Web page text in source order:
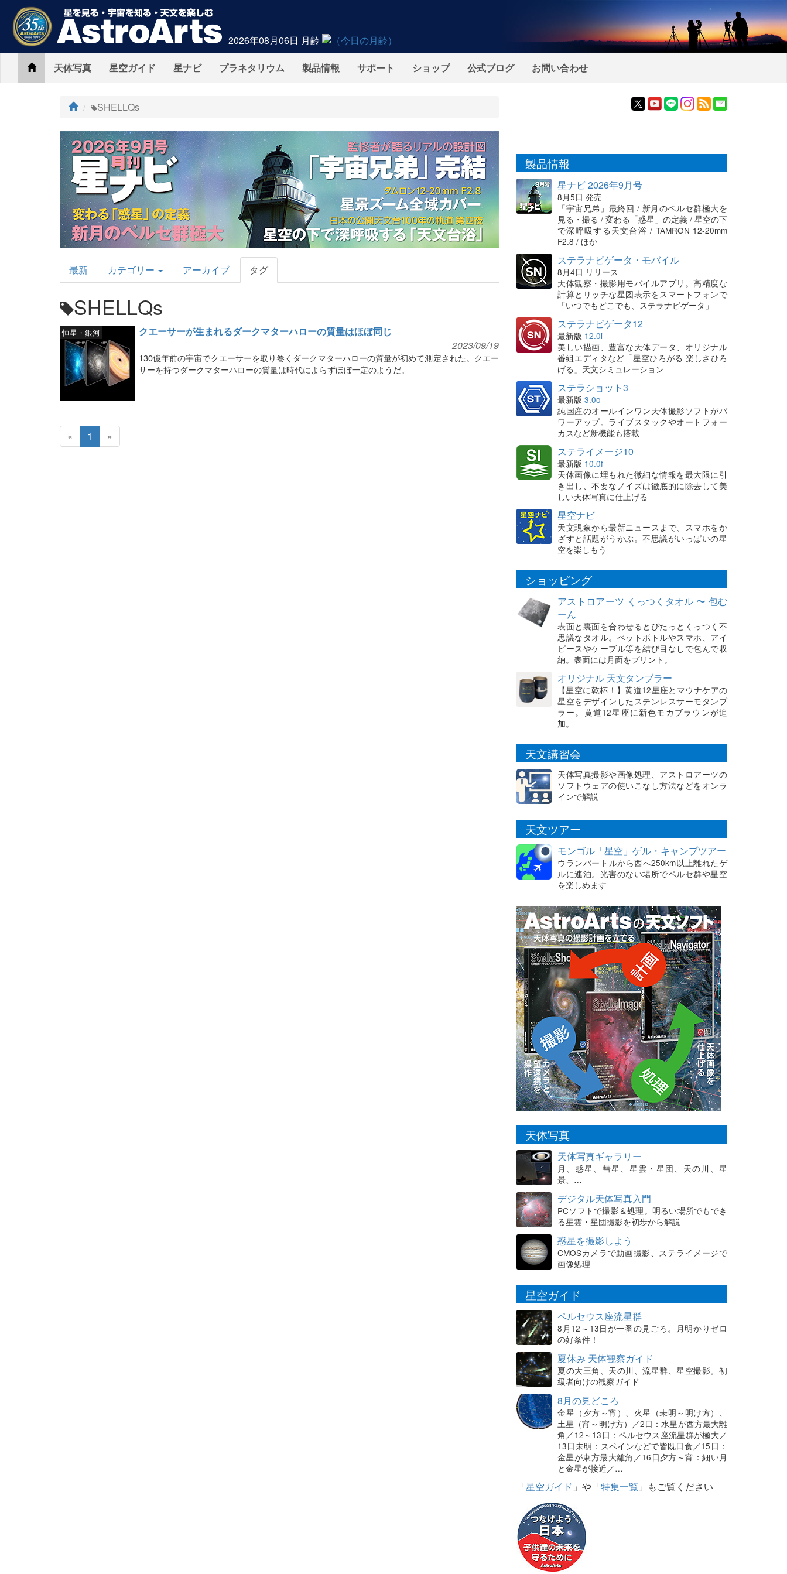
2026年08月06日 月齢
Home天体写真 星空ガイド 星ナビ プラネタリウム 製品情報 サポート ショップ 公式ブログ お問い合わせ
ト
プ
SHELLQs
AstroArts
Topics
最新 カテゴリー アーカイブ タグ
SHELLQs
クエーサーが生まれるダークマターハローの質量はほぼ同じ
恒星・銀河
2023/09/19
130億年前の宇宙でクエーサーを取り巻くダークマターハローの質量が初めて測定された。クエー
サーを持つダークマターハローの質量は時代によらずほぼ一定のようだ。
« 1 »
製品情報
星ナビ 2026年9月号
8月5日 発売
「宇宙兄弟」最終回 / 新月のペルセ群極大を
見る・撮る / 変わる「惑星」の定義 / 星空の下
で深呼吸する天文台浴 / TAMRON 12-20mm
F2.8 / ほか
ステラナビゲータ・モバイル
8月4日 リリース
天体観察・撮影用モバイルアプリ。高精度な
計算とリッチな星図表示をスマートフォンで
「いつでもどこでも、ステラナビゲータ」
ステラナビゲータ12
最新版 12.0i
美しい描画、豊富な天体データ、オリジナル
番組エディタなど「星空ひろがる 楽しさひろ
げる」天文シミュレーション
ステラショット3
最新版 3.0o
純国産のオールインワン天体撮影ソフトがパ
ワーアップ。ライブスタックやオートフォー
カスなど新機能も搭載
ステライメージ10
最新版 10.0f
天体画像に埋もれた微細な情報を最大限に引
き出し、不要なノイズは徹底的に除去して美
しい天体写真に仕上げる
星空ナビ
天文現象から最新ニュースまで、スマホをか
ざすと話題がうかぶ。不思議がいっぱいの星
空を楽しもう
ショッピング
アストロアーツ くっつくタオル 〜 包む
ーん
表面と裏面を合わせるとぴたっとくっつく不
思議なタオル。ペットボトルやスマホ、アイ
ピースやケーブル等を結び目なしで包んで収
納。表面には月面をプリント。
オリジナル 天文タンブラー
【星空に乾杯！】黄道12星座とマウナケアの
星空をデザインしたステンレスサーモタンブ
ラー。黄道12星座に新色モカブラウンが追
加。
天文講習会
天体写真撮影や画像処理、アストロアーツの
ソフトウェアの使いこなし方法などをオンラ
インで解説
天文ツアー
モンゴル「星空」ゲル・キャンプツアー
ウランバートルから西へ250km以上離れたゲ
ルに連泊。光害のない場所でペルセ群や星空
を楽しめます
天体写真
天体写真ギャラリー
月、惑星、彗星、星雲・星団、天の川、星
景、…
デジタル天体写真入門
PCソフトで撮影＆処理。明るい場所でもでき
る星雲・星団撮影を初歩から解説
惑星を撮影しよう
CMOSカメラで動画撮影、ステライメージで
画像処理
星空ガイド
ペルセウス座流星群
8月12～13日が一番の見ごろ。月明かりゼロ
の好条件！
夏休み 天体観察ガイド
夏の大三角、天の川、流星群、星空撮影。初
級者向けの観察ガイド
8月の見どころ
金星（夕方～宵）、火星（未明～明け方）、
土星（宵～明け方）／2日：水星が西方最大離
角／12～13日：ペルセウス座流星群が極大／
13日未明：スペインなどで皆既日食／15日：
金星が東方最大離角／16日夕方～宵：細い月
と金星が接近／…
「星空ガイド 」や「特集一覧 」もご覧ください